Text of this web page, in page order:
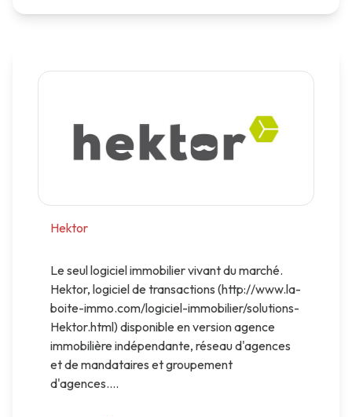
Hektor
Le seul logiciel immobilier vivant du marché.
Hektor, logiciel de transactions (http://www.la-
boite-immo.com/logiciel-immobilier/solutions-
Hektor.html) disponible en version agence
immobilière indépendante, réseau d'agences
et de mandataires et groupement
d'agences....